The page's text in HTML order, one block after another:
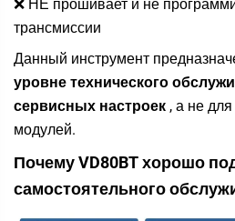
❌ НЕ прошивает и не
трансмиссии
Данный инструмент
уровне технического
сервисных настроек , а не
модулей.
Почему VD80BT хорошо
самостоятельного